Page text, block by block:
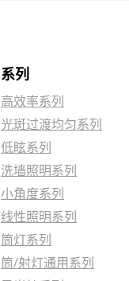
系列
高效率系列
光斑过渡均匀系列
低眩系列
洗墙照明系列
小角度系列
线性照明系列
筒灯系列
筒/射灯通用系列